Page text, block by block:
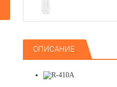
ОПИСАНИЕ